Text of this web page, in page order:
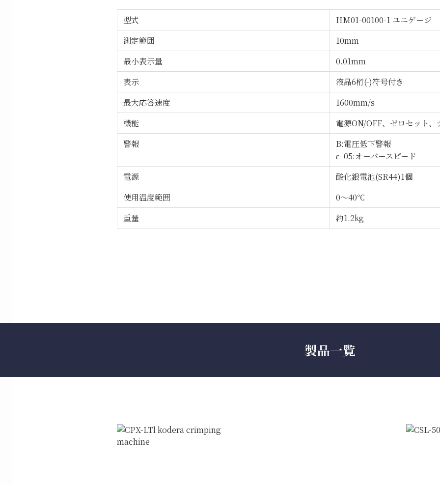
型式
HM01-00100-1 ユニゲージ
測定範囲
10mm
最小表示量
0.01mm
表示
液晶6桁(-)符号付き
最大応答速度
1600mm/s
機能
電源ON/OFF、ゼロセット
警報
B:電圧低下警報
ε–05:オーバースピード
電源
酸化銀電池(SR44)1個
使用温度範囲
0～40℃
重量
約1.2kg
製品一覧